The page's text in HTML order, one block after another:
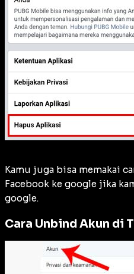
Kamu juga bisa memakai
Facebook ke google jika
google.
Cara Unbind Akun di